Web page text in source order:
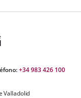
+34 983 426 100
Valladolid